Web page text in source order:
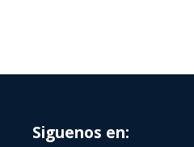
Siguenos en: